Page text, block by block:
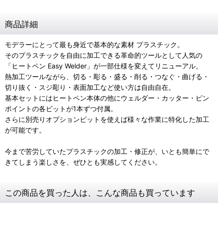
商品詳細
モデラーにとって最も身近で基本的な素材 プラスチック。
そのプラスチックを自由に加工できる革命的ツールとして人気の
「ヒートペン Easy Welder」が一部仕様を変えてリニューアル。
熱加工ツールながら、切る・彫る・盛る・削る・つなぐ・曲げる・
切り抜く・スジ彫り・表面加工など使い方は自由自在。
基本セットにはヒートペン本体の他にウェルダー・カッター・ピン
ポイントの各ビットが1本ずつ付属。
さらに別売りオプションビットを使えば様々な作業に特化した加工
が可能です。
今まで苦労していたプラスチックの加工・修正が、いとも簡単にで
きてしまう楽しさを、ぜひとも実感してください。
この商品を買った人は、こんな商品も買っています